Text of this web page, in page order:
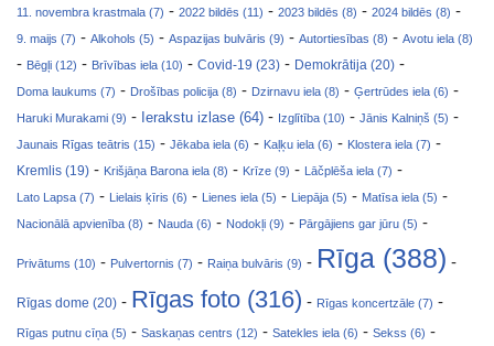
11. novembra krastmala (7) - 2022 bildēs (11) - 2023 bildēs (8) - 2024 bildēs (8) -
9. maijs (7) - Alkohols (5) - Aspazijas bulvāris (9) - Autortiesības (8) - Avotu iela (8)
- Bēgļi (12) - Brīvības iela (10) - Covid-19 (23) - Demokrātija (20) -
Doma laukums (7) - Drošības policija (8) - Dzirnavu iela (8) - Ģertrūdes iela (6) -
Haruki Murakami (9) - Ierakstu izlase (64) - Izglītība (10) - Jānis Kalniņš (5) -
Jaunais Rīgas teātris (15) - Jēkaba iela (6) - Kaļķu iela (6) - Klostera iela (7) -
Kremlis (19) - Krišjāņa Barona iela (8) - Krīze (9) - Lāčplēša iela (7) -
Lato Lapsa (7) - Lielais ķīris (6) - Lienes iela (5) - Liepāja (5) - Matīsa iela (5) -
Nacionālā apvienība (8) - Nauda (6) - Nodokļi (9) - Pārgājiens gar jūru (5) -
Privātums (10) - Pulvertornis (7) - Raiņa bulvāris (9) - Rīga (388) -
Rīgas dome (20) - Rīgas foto (316) - Rīgas koncertzāle (7) -
Rīgas putnu cīņa (5) - Saskaņas centrs (12) - Satekles iela (6) - Sekss (6) -